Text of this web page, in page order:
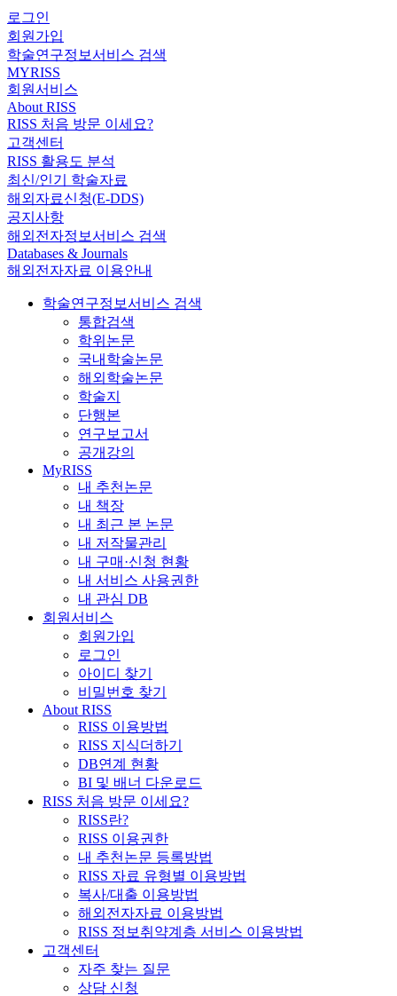
로그인
회원가입
학술연구정보서비스 검색
MYRISS
회원서비스
About RISS
RISS 처음 방문 이세요?
고객센터
RISS 활용도 분석
최신/인기 학술자료
해외자료신청(E-DDS)
공지사항
해외전자정보서비스 검색
Databases & Journals
해외전자자료 이용안내
학술연구정보서비스 검색
통합검색
학위논문
국내학술논문
해외학술논문
학술지
단행본
연구보고서
공개강의
MyRISS
내 추천논문
내 책장
내 최근 본 논문
내 저작물관리
내 구매·신청 현황
내 서비스 사용권한
내 관심 DB
회원서비스
회원가입
로그인
아이디 찾기
비밀번호 찾기
About RISS
RISS 이용방법
RISS 지식더하기
DB연계 현황
BI 및 배너 다운로드
RISS 처음 방문 이세요?
RISS란?
RISS 이용권한
내 추천논문 등록방법
RISS 자료 유형별 이용방법
복사/대출 이용방법
해외전자자료 이용방법
RISS 정보취약계층 서비스 이용방법
고객센터
자주 찾는 질문
상담 신청